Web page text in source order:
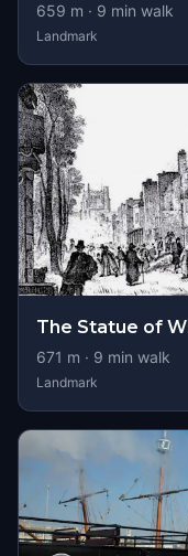
659 m · 9 min walk
Landmark
The Statue of
671 m · 9 min walk
Landmark